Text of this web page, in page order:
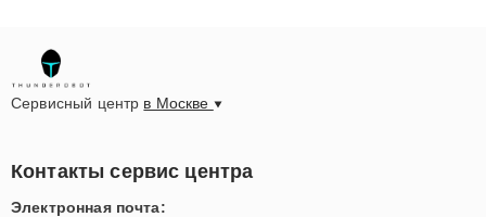
Сервисный центр в Москве
Контакты сервис центра
Электронная почта: